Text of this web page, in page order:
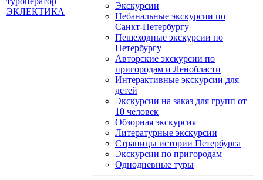
Экскурсии
Небанальные экскурсии по
Санкт-Петербургу
Пешеходные экскурсии по
Петербургу
Авторские экскурсии по
пригородам и Ленобласти
Интерактивные экскурсии для
детей
Экскурсии на заказ для групп от
10 человек
Обзорная экскурсия
Литературные экскурсии
Страницы истории Петербурга
Экскурсии по пригородам
Однодневные туры